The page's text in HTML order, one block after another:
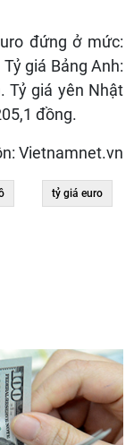
đứng ở mức:
giá Bảng Anh:
Tỷ giá yên Nhật
đồng.
Vietnamnet.vn
tỷ giá euro